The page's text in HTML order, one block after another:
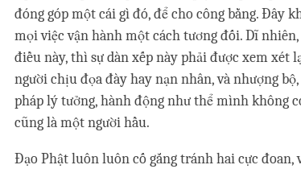
đóng góp một cái gì đó, để cho công bằng. Đây
mọi việc vận hành một cách tương đối. Dĩ
điều này, thì sự dàn xếp này phải được xem xét
người chịu đọa đày hay nạn nhân, và nhượng
pháp lý tưởng, hành động như thể mình không
cũng là một người hầu.
Đạo Phật luôn luôn cố gắng tránh hai cực